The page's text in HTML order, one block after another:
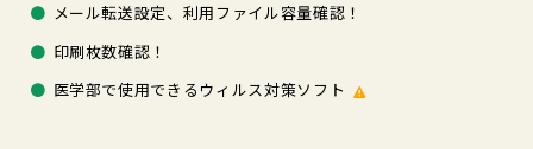
メール転送設定、利用ファイル容量確認！
印刷枚数確認！
医学部で使用できるウィルス対策ソフト